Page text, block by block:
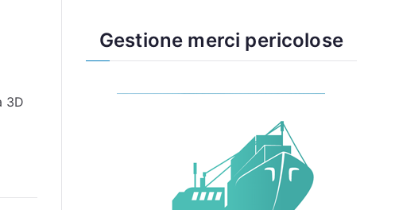
3D
Gestione merci pericolose